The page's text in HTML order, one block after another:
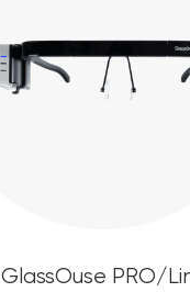
GlassOuse PRO/